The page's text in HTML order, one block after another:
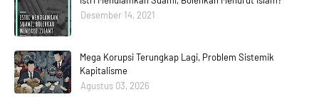
Desember 14, 2021
Mega Korupsi Terungkap Lagi, Problem Sistemik
Kapitalisme
Agustus 03, 2026